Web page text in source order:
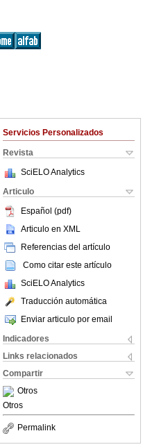
Servicios Personalizados
Revista
SciELO Analytics
Articulo
Español (pdf)
Articulo en XML
Referencias del artículo
Como citar este artículo
SciELO Analytics
Traducción automática
Enviar articulo por email
Indicadores
Links relacionados
Compartir
Otros
Otros
Permalink